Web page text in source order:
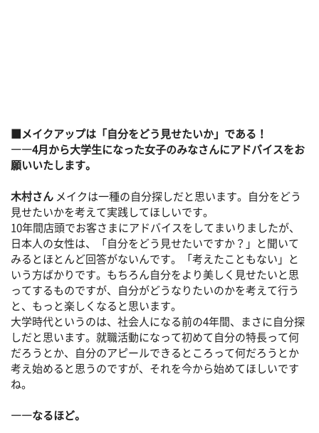
■メイクアップは「自分をどう見せたいか」である！
――4月から大学生になった女子のみなさんにアドバイスをお
願いいたします。
木村さん メイクは一種の自分探しだと思います。自分をどう
見せたいかを考えて実践してほしいです。
10年間店頭でお客さまにアドバイスをしてまいりましたが、
日本人の女性は、「自分をどう見せたいですか？」と聞いて
みるとほとんど回答がないんです。「考えたこともない」と
いう方ばかりです。もちろん自分をより美しく見せたいと思
ってするものですが、自分がどうなりたいのかを考えて行う
と、もっと楽しくなると思います。
大学時代というのは、社会人になる前の4年間、まさに自分探
しだと思います。就職活動になって初めて自分の特長って何
だろうとか、自分のアピールできるところって何だろうとか
考え始めると思うのですが、それを今から始めてほしいです
ね。
――なるほど。